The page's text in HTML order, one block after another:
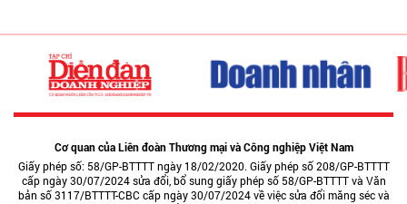
Cơ quan của Liên đoàn Thương mại và Công nghiệp Việt Nam
Giấy phép số: 58/GP-BTTTT ngày 18/02/2020. Giấy phép số 208/GP-BTTTT
cấp ngày 30/07/2024 sửa đổi, bổ sung giấy phép số 58/GP-BTTTT và Văn
bản số 3117/BTTTT-CBC cấp ngày 30/07/2024 về việc sửa đổi măng séc và